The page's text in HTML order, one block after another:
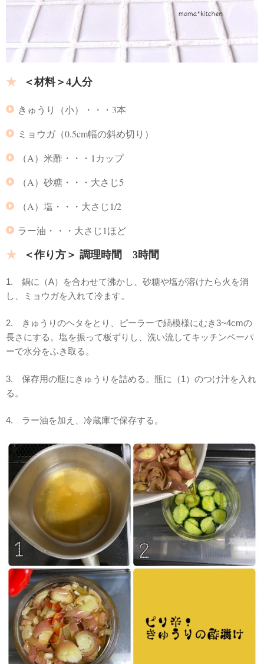
＜材料＞4人分
きゅうり（小）・・・3本
ミョウガ（0.5cm幅の斜め切り）
（A）米酢・・・1カップ
（A）砂糖・・・大さじ5
（A）塩・・・大さじ1/2
ラー油・・・大さじ1ほど
＜作り方＞ 調理時間 3時間
1. 鍋に（A）を合わせて沸かし、砂糖や塩が溶けたら火を消
し、ミョウガを入れて冷ます。
2. きゅうりのヘタをとり、ピーラーで縞模様にむき3~4cmの
長さにする。塩を振って板ずりし、洗い流してキッチンペーパ
ーで水分をふき取る。
3. 保存用の瓶にきゅうりを詰める。瓶に（1）のつけ汁を入れ
る。
4. ラー油を加え、冷蔵庫で保存する。